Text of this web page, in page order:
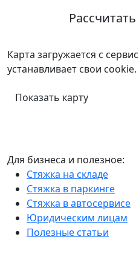
Карта загружается с
устанавливает свои cookie.
Показать карту
Для бизнеса и полезное:
Стяжка на складе
Стяжка в паркинге
Стяжка в автосервисе
Юридическим лицам
Полезные статьи